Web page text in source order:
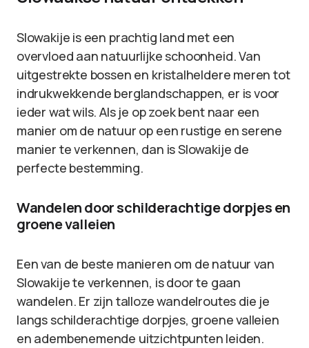
Slowakije is een prachtig land met een
overvloed aan natuurlijke schoonheid. Van
uitgestrekte bossen en kristalheldere meren tot
indrukwekkende berglandschappen, er is voor
ieder wat wils. Als je op zoek bent naar een
manier om de natuur op een rustige en serene
manier te verkennen, dan is Slowakije de
perfecte bestemming.
Wandelen door schilderachtige dorpjes en
groene valleien
Een van de beste manieren om de natuur van
Slowakije te verkennen, is door te gaan
wandelen. Er zijn talloze wandelroutes die je
langs schilderachtige dorpjes, groene valleien
en adembenemende uitzichtpunten leiden.